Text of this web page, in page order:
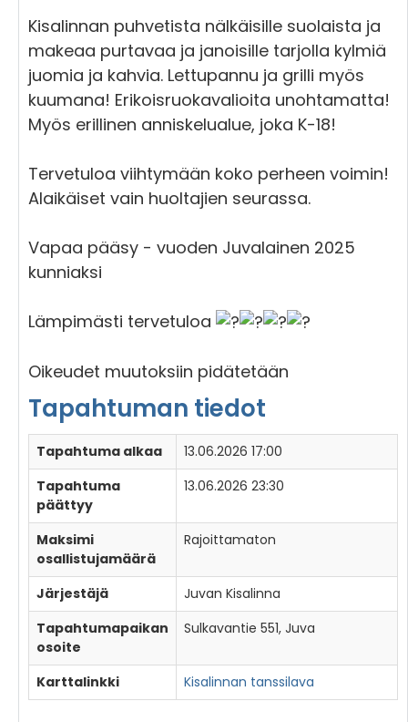
Kisalinnan puhvetista nälkäisille suolaista ja
makeaa purtavaa ja janoisille tarjolla kylmiä
juomia ja kahvia. Lettupannu ja grilli myös
kuumana! Erikoisruokavalioita unohtamatta!
Myös erillinen anniskelualue, joka K-18!
Tervetuloa viihtymään koko perheen voimin!
Alaikäiset vain huoltajien seurassa.
Vapaa pääsy - vuoden Juvalainen 2025
kunniaksi
Lämpimästi tervetuloa
Oikeudet muutoksiin pidätetään
Tapahtuman tiedot
Tapahtuma alkaa
13.06.2026 17:00
Tapahtuma
päättyy
13.06.2026 23:30
Maksimi
osallistujamäärä
Rajoittamaton
Järjestäjä
Juvan Kisalinna
Tapahtumapaikan
osoite
Sulkavantie 551, Juva
Karttalinkki Kisalinnan tanssilava